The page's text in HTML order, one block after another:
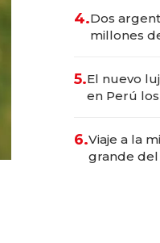
deportivo
4.Dos
millones
5.El nuevo
en Perú
6.Viaje a la
grande del